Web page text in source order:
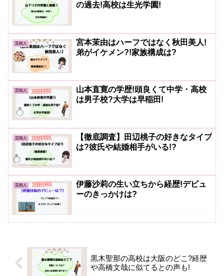
の過去!高校は生光学園!
芸能人
宮本茉由はハーフではなく秋田美人!
弟がイケメン?!家族構成は?
芸能人
山本直寛の学歴!頭良くて中学・高校
は男子校?大学は早稲田!
芸能人
【徹底調査】田辺桃子の好きなタイプ
は?彼氏や結婚相手がいる!?
芸能人
伊藤沙莉の生い立ちから経歴!デビュ
ーのきっかけは?
黒木聖那の高校は大阪のどこ?経歴
や高橋文哉に似てるとの声も!